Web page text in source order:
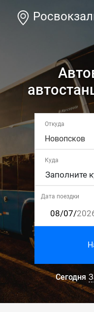
Откуда
Новопсков
Куда
Дата поездки
Сегодня